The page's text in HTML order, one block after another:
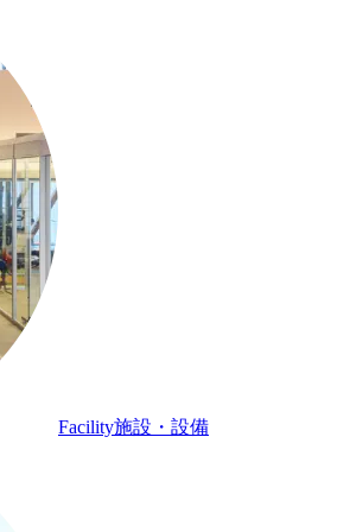
Facility施設・設備